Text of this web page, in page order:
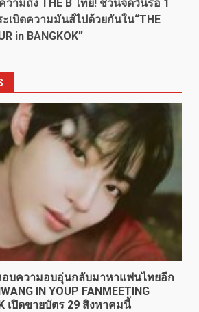
วามถึง THE B ไทย! ชวนจดวันรอ 1
เบิดความมันส์ไปด้วยกันใน“THE
in BANGKOK”
อบความอบอุ่นกลับมาหาแฟนไทยอีก
IN YOUP FANMEETING
เปิดขายบัตร 29 สิงหาคมนี้